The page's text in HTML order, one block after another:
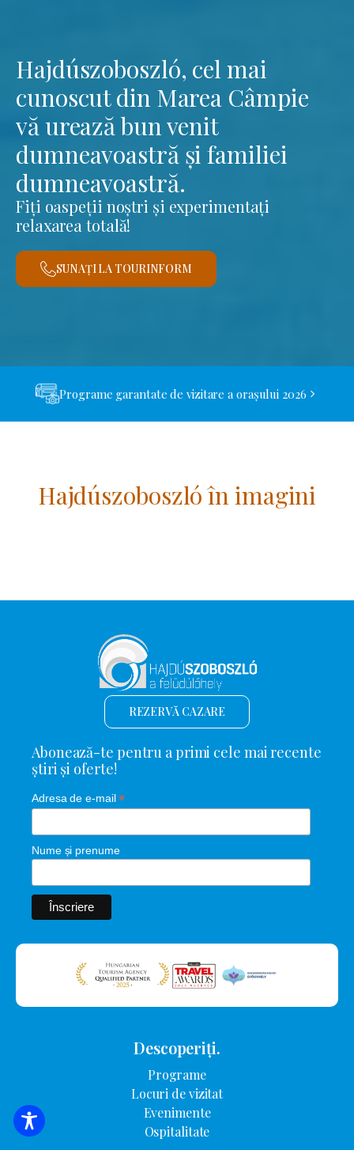
Hajdúszoboszló, cel mai
cunoscut din Marea Câmpie
vă urează bun venit
dumneavoastră și familiei
dumneavoastră.
Fiți oaspeții noștri și experimentați
relaxarea totală!
SUNAȚI LA TOURINFORM
Programe garantate de vizitare a orașului 2026
Hajdúszoboszló în imagini
CĂUTARE DE CAZARE
REZERVĂ CAZARE
Abonează-te pentru a primi cele mai recente
știri și oferte!
Adresa de e-mail*
Nume și prenume
Descoperiți.
Programe
Locuri de vizitat
Evenimente
Ospitalitate